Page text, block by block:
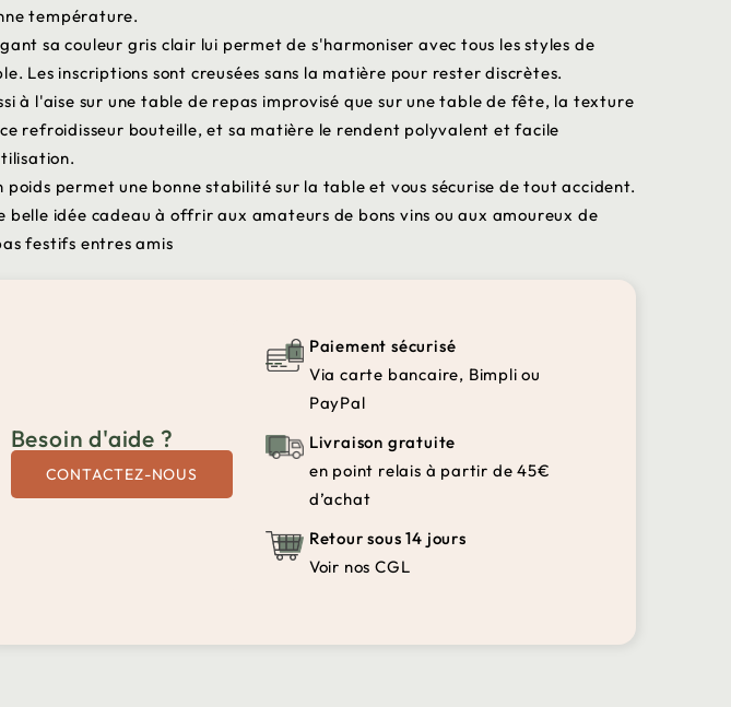
température.
sa couleur gris clair lui permet de s'harmoniser avec tous les styles de
Les inscriptions sont creusées sans la matière pour rester discrètes.
à l'aise sur une table de repas improvisé que sur une table de fête, la texture
refroidisseur bouteille, et sa matière le rendent polyvalent et facile
poids permet une bonne stabilité sur la table et vous sécurise de tout accident.
belle idée cadeau à offrir aux amateurs de bons vins ou aux amoureux de
festifs entres amis
Besoin d'aide ?
CONTACTEZ-NOUS
Paiement sécurisé
Via carte bancaire, Bimpli ou
PayPal
Livraison gratuite
en point relais à partir de 45€
d’achat
Retour sous 14 jours
Voir nos CGL